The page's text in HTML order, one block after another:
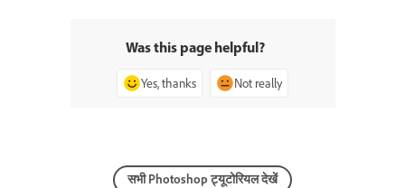
Was this page helpful?
Yes, thanks Not really
सभी Photoshop ट्यूटोरियल देखें